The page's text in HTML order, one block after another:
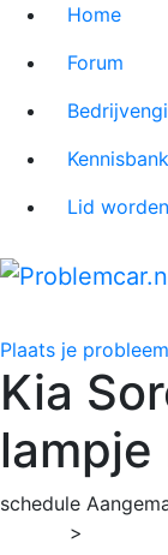
Home
Forum
Kennisbank
Lid worden
Plaats je probleem
Kia
schedule
>